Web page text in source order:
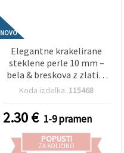
NOVO
Elegantne krakelirane
steklene perle 10 mm –
bela & breskova z zlatim
barvnim poudarkom,
idealno za izdelavo
nežnega nakita in
elegantnih ročno
izdelanih kreacij
Koda izdelka: 115468
2.30€ 1-9 pramen
POPUSTI
ZA KOLIČINO